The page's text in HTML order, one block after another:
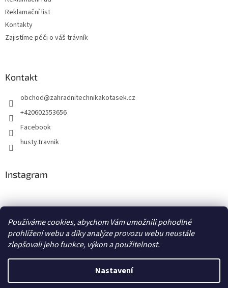
Používáme cookies, abychom Vám umožnili pohodlné
prohlížení webu a díky analýze provozu webu neustále
zlepšovali jeho funkce, výkon a použitelnost.
Nastavení
Reklamační list
Kontakty
Zajistíme péči o váš trávník
Kontakt
obchod@zahradnitechnikakotasek.cz
+420602553656
Facebook
husty.travnik
Instagram